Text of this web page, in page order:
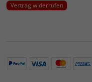
Vertrag widerrufen